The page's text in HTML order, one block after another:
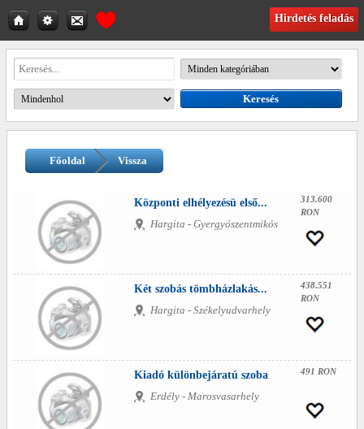
Hirdetés feladás
Főoldal Vissza
Központi elhélyezésü első...
Hargita - Gyergyószentmikós
313.600
RON
Két szobás tömbházlakás...
Hargita - Székelyudvarhely
438.551
RON
Kiadó különbejáratú szoba
Erdély - Marosvasarhely
491 RON